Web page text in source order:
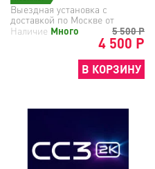
Выездная установка с
доставкой по Москве от
5 500Р
4 500 Р
Наличие Много
В КОРЗИНУ